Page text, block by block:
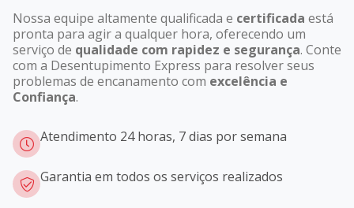
Nossa equipe altamente qualificada e certificada está
pronta para agir a qualquer hora, oferecendo um
serviço de qualidade com rapidez e segurança. Conte
com a Desentupimento Express para resolver seus
problemas de encanamento com excelência e
Confiança.
Atendimento 24 horas, 7 dias por semana
Garantia em todos os serviços realizados